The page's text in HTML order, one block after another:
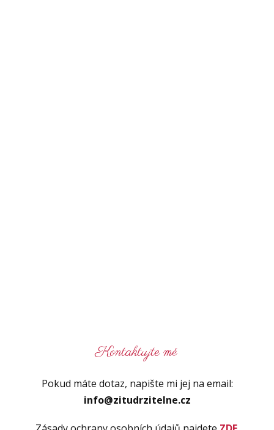
Kontaktujte mě
Pokud máte dotaz, napište mi jej na email:
info@zitudrzitelne.cz